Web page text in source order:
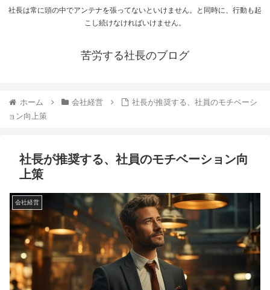
社長は常に頭の中でアンテナを張ってないといけません。と同時に、行動も起
こし続けなければいけません。
苦労する社長のブログ
ホーム 会社経営
社長が推奨する、社員のモチベーシ
ョン向上策
社長が推奨する、社員のモチベーション向
上策
会社経営